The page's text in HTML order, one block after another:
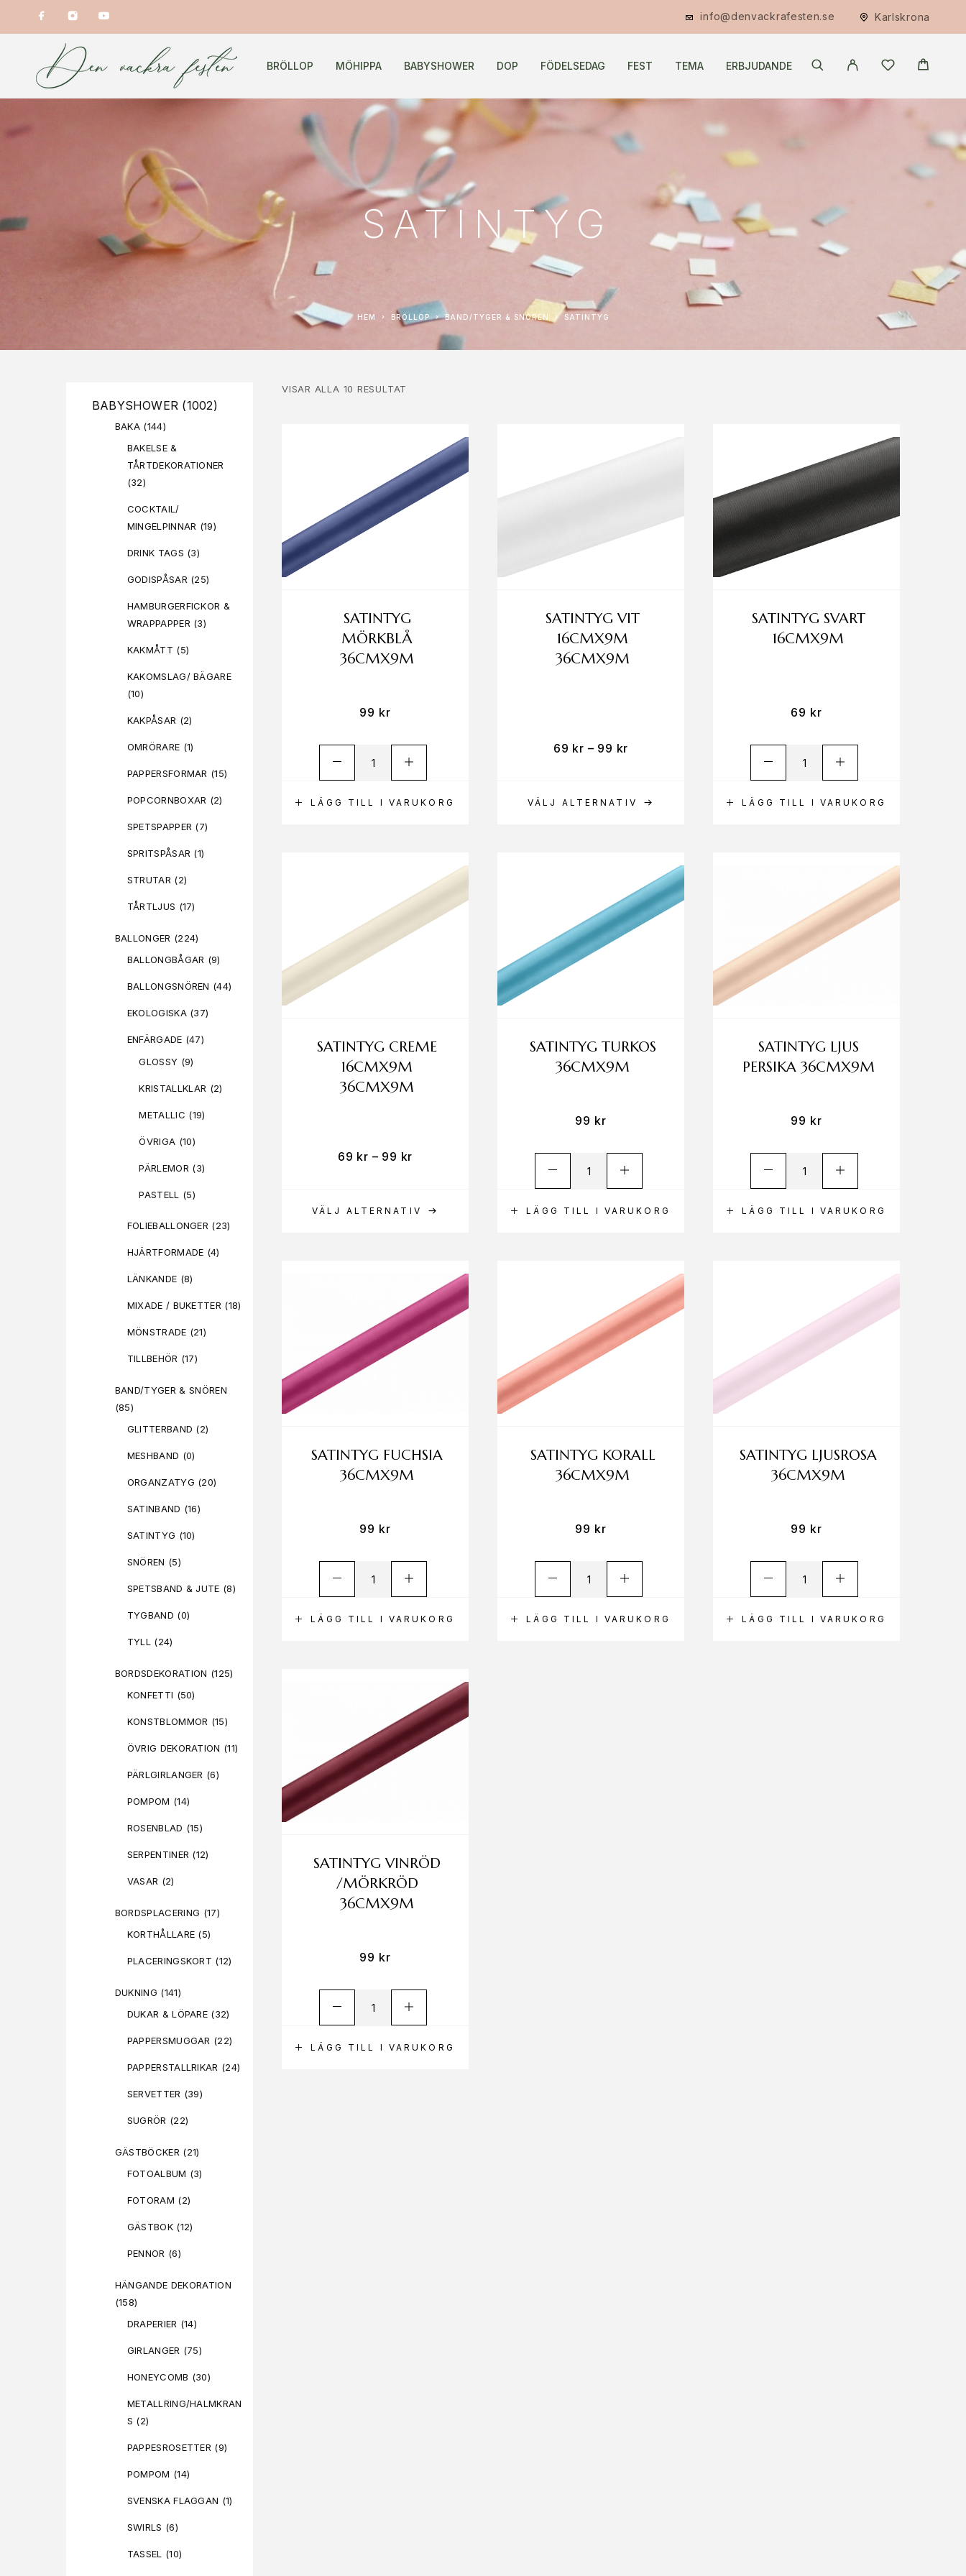
info@denvackrafesten.se Karlskrona
BRÖLLOP MÖHIPPA BABYSHOWER DOP FÖDELSEDAG FEST TEMA ERBJUDANDE
SATINTYG
HEM BRÖLLOP BAND/TYGER & SNÖREN SATINTYG
BABYSHOWER (1002)
BAKA (144)
BAKELSE &
TÅRTDEKORATIONER
(32)
COCKTAIL/
MINGELPINNAR (19)
DRINK TAGS (3)
GODISPÅSAR (25)
HAMBURGERFICKOR &
WRAPPAPPER (3)
KAKMÅTT (5)
KAKOMSLAG/ BÄGARE
(10)
KAKPÅSAR (2)
OMRÖRARE (1)
PAPPERSFORMAR (15)
POPCORNBOXAR (2)
SPETSPAPPER (7)
SPRITSPÅSAR (1)
STRUTAR (2)
TÅRTLJUS (17)
BALLONGER (224)
BALLONGBÅGAR (9)
BALLONGSNÖREN (44)
EKOLOGISKA (37)
ENFÄRGADE (47)
GLOSSY (9)
KRISTALLKLAR (2)
METALLIC (19)
ÖVRIGA (10)
PÄRLEMOR (3)
PASTELL (5)
FOLIEBALLONGER (23)
HJÄRTFORMADE (4)
LÄNKANDE (8)
MIXADE / BUKETTER (18)
MÖNSTRADE (21)
TILLBEHÖR (17)
BAND/TYGER & SNÖREN
(85)
GLITTERBAND (2)
MESHBAND (0)
ORGANZATYG (20)
SATINBAND (16)
SATINTYG (10)
SNÖREN (5)
SPETSBAND & JUTE (8)
TYGBAND (0)
TYLL (24)
BORDSDEKORATION (125)
KONFETTI (50)
KONSTBLOMMOR (15)
ÖVRIG DEKORATION (11)
PÄRLGIRLANGER (6)
POMPOM (14)
ROSENBLAD (15)
SERPENTINER (12)
VASAR (2)
BORDSPLACERING (17)
KORTHÅLLARE (5)
PLACERINGSKORT (12)
DUKNING (141)
DUKAR & LÖPARE (32)
PAPPERSMUGGAR (22)
PAPPERSTALLRIKAR (24)
SERVETTER (39)
SUGRÖR (22)
GÄSTBÖCKER (21)
FOTOALBUM (3)
FOTORAM (2)
GÄSTBOK (12)
PENNOR (6)
HÄNGANDE DEKORATION
(158)
DRAPERIER (14)
GIRLANGER (75)
HONEYCOMB (30)
METALLRING/HALMKRAN
S (2)
PAPPESROSETTER (9)
POMPOM (14)
SVENSKA FLAGGAN (1)
SWIRLS (6)
TASSEL (10)
VISAR ALLA 10 RESULTAT
LÄGG TILL I VARUKORG
SATINTYG
MÖRKBLÅ
36CMX9M
99 kr
VÄLJ ALTERNATIV
SATINTYG VIT
16CMX9M
36CMX9M
69 kr – 99 kr
LÄGG TILL I VARUKORG
SATINTYG SVART
16CMX9M
69 kr
VÄLJ ALTERNATIV
SATINTYG CREME
16CMX9M
36CMX9M
69 kr – 99 kr
LÄGG TILL I VARUKORG
SATINTYG TURKOS
36CMX9M
99 kr
LÄGG TILL I VARUKORG
SATINTYG LJUS
PERSIKA 36CMX9M
99 kr
LÄGG TILL I VARUKORG
SATINTYG FUCHSIA
36CMX9M
99 kr
LÄGG TILL I VARUKORG
SATINTYG KORALL
36CMX9M
99 kr
LÄGG TILL I VARUKORG
SATINTYG LJUSROSA
36CMX9M
99 kr
LÄGG TILL I VARUKORG
SATINTYG VINRÖD
/MÖRKRÖD
36CMX9M
99 kr